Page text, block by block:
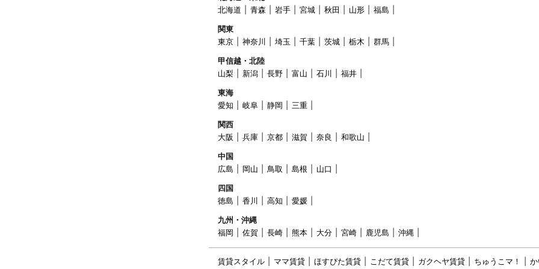
北海道
青森 岩手 宮城 秋田 山形
福島
関東
東京
神奈川 埼玉 千葉 茨城 栃木
群馬
甲信越・北陸
山梨
新潟 長野 富山 石川
福井
東海
愛知
岐阜 静岡
三重
関西
大阪
兵庫 京都 滋賀 奈良
和歌山
中国
広島
岡山 鳥取 島根
山口
四国
徳島
香川 高知
愛媛
九州・沖縄
福岡
佐賀 長崎 熊本 大分 宮崎 鹿児島 沖縄
賃貸スタイル ママ賃貸 ほすぴた賃貸 こだて賃貸 ガクヘヤ賃貸 ちゅうこマ！